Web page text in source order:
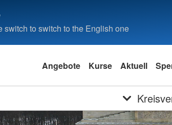
switch to switch to the English one
Angebote Kurse Aktuell